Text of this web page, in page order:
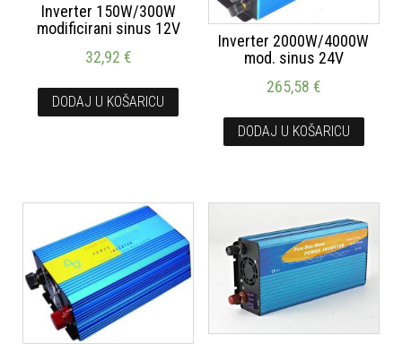
Inverter 150W/300W
modificirani sinus 12V
32,92 €
DODAJ U KOŠARICU
Inverter 2000W/4000W
mod. sinus 24V
265,58 €
DODAJ U KOŠARICU